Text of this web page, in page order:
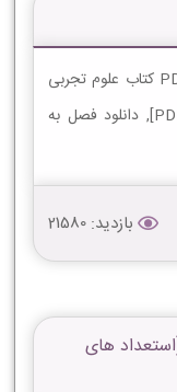
دانلود کتاب علوم تجربی نهم دانلود فایل PDF کتاب علوم تجربی
پایه نهم متوسطه اول 1404-1405 [دانلود PDF], دانلود فصل به
بازدید: 21580
های